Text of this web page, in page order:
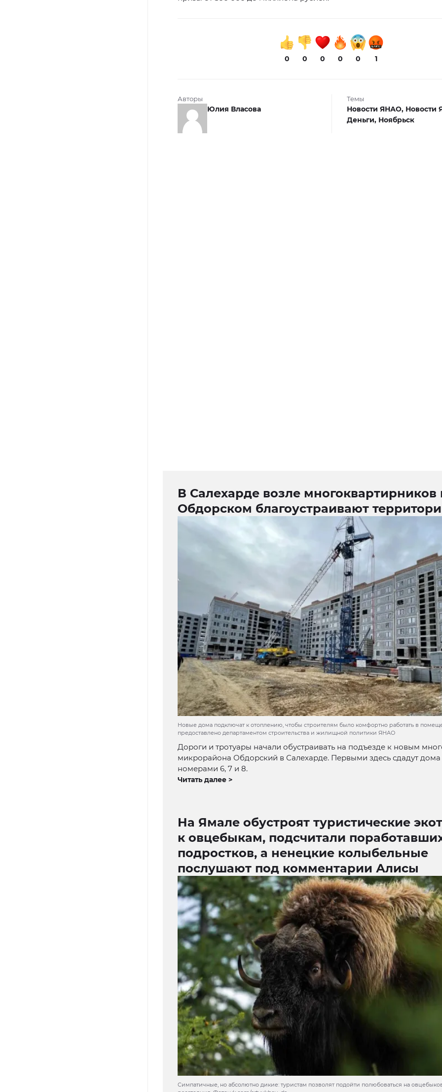
0 0 0 0 0 1
Авторы
Юлия Власова
Темы
Новости ЯНАО, Новости
Деньги, Ноябрьск
В Салехарде возле многоквартирников
Обдорском благоустраивают
Новые дома подключат к отоплению, чтобы строителям было комфортно работать в
предоставлено департаментом строительства и жилищной политики ЯНАО
Дороги и тротуары начали обустраивать на подъезде к новым
микрорайона Обдорский в Салехарде. Первыми здесь сдадут
номерами 6, 7 и 8.
Читать далее >
На Ямале обустроят туристические
к овцебыкам, подсчитали
подростков, а ненецкие колыбельные
послушают под комментарии Алисы
Симпатичные, но абсолютно дикие: туристам позволят подойти полюбоваться на